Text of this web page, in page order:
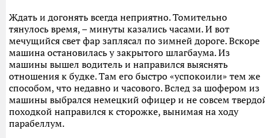
Ждать и догонять всегда неприятно. Томительно
тянулось время, – минуты казались часами. И вот
мечущийся свет фар заплясал по зимней дороге. Вскоре
машина остановилась у закрытого шлагбаума. Из
машины вышел водитель и направился выяснять
отношения к будке. Там его быстро «успокоили» тем же
способом, что недавно и часового. Вслед за шофером из
машины выбрался немецкий офицер и не совсем
походкой направился к сторожке, вынимая на ходу
парабеллум.